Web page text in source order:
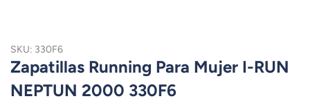
SKU: 330F6
Zapatillas Running Para Mujer I-RUN
NEPTUN 2000 330F6